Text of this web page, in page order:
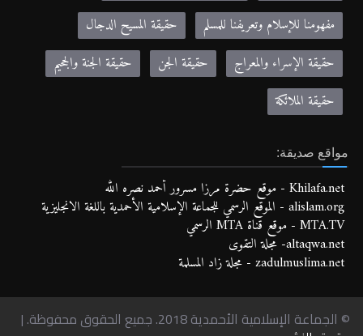
مفهومنا للإسلام وتعريفنا للمسلم
حقيقة المسيح الدجال
حقيقة الإسراء والمعراج
حقيقة الجن
حقيقة الجنة والجحيم
حقيقة الملائكة
مواقع صديقة:
Khilafa.net - موقع حضرة مرزا مسرور أحمد نصره الله
alislam.org - الموقع الرسمي للجماعة الإسلامية الأحمدية باللغة الانجليزية
MTA.TV - موقع قناة MTA الرسمي
altaqwa.net- مجلة التقوى
zadulmuslima.net - مجلة زاد المسلمة
© الجماعة الإسلامية الأحمدية 2018. جميع الحقوق محفوظة. |